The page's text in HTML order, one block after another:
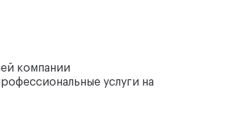
компании
услуги на